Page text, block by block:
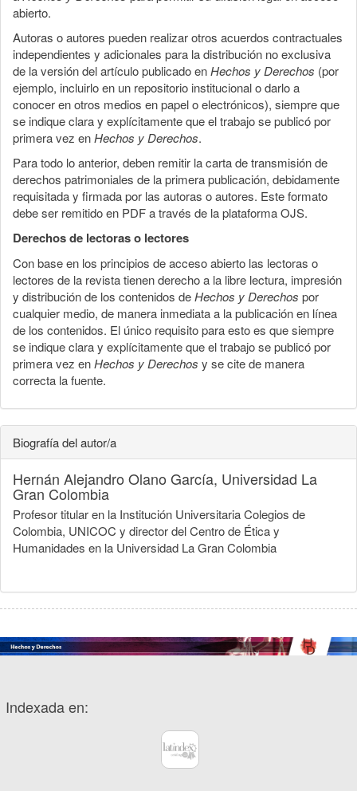
abierto.
Autoras o autores pueden realizar otros acuerdos contractuales
independientes y adicionales para la distribución no exclusiva
de la versión del artículo publicado enHechos y Derechos (por
ejemplo, incluirlo en un repositorio institucional o darlo a
conocer en otros medios en papel o electrónicos), siempre que
se indique clara y explícitamente que el trabajo se publicó por
primera vez enHechos y Derechos.
Para todo lo anterior, deben remitir la carta de transmisión de
derechos patrimoniales de la primera publicación, debidamente
requisitada y firmada por las autoras o autores. Este formato
debe ser remitido en PDF a través de la plataforma OJS.
Derechos de lectoras o lectores
Con base en los principios de acceso abierto las lectoras o
lectores de la revista tienen derecho a la libre lectura, impresión
y distribución de los contenidos deHechos y Derechos por
cualquier medio, de manera inmediata a la publicación en línea
de los contenidos. El único requisito para esto es que siempre
se indique clara y explícitamente que el trabajo se publicó por
primera vez enHechos y Derechos y se cite de manera
correcta la fuente.
Biografía del autor/a
Hernán Alejandro Olano García, Universidad La
Gran Colombia
Profesor titular en la Institución Universitaria Colegios de
Colombia, UNICOC y director del Centro de Ética y
Humanidades en la Universidad La Gran Colombia
Indexada en: